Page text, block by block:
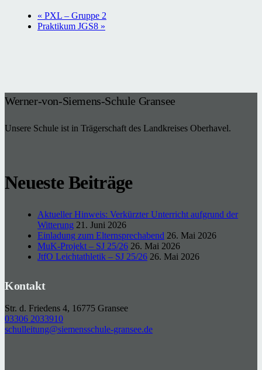
« PXL – Gruppe 2
Praktikum JGS8 »
Werner-von-Siemens-Schule Gransee
Unsere Schule ist in Trägerschaft des Landkreises Oberhavel.
Neueste Beiträge
Aktueller Hinweis: Verkürzter Unterricht aufgrund der
Witterung 21. Juni 2026
Einladung zum Elternsprechabend 26. Mai 2026
MuK-Projekt – SJ 25/26 26. Mai 2026
JtfO Leichtathletik – SJ 25/26 26. Mai 2026
Kontakt
Str. d. Friedens 4, 16775 Gransee
03306 2033910
schulleitung@siemensschule-gransee.de